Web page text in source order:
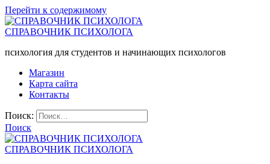
Перейти к содержимому
СПРАВОЧНИК ПСИХОЛОГА
психология для студентов и начинающих психологов
Магазин
Карта сайта
Контакты
Поиск:
Поиск
СПРАВОЧНИК ПСИХОЛОГА